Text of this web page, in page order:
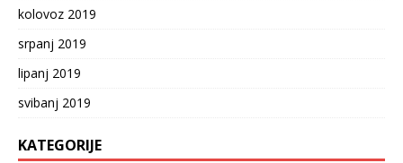
kolovoz 2019
srpanj 2019
lipanj 2019
svibanj 2019
KATEGORIJE